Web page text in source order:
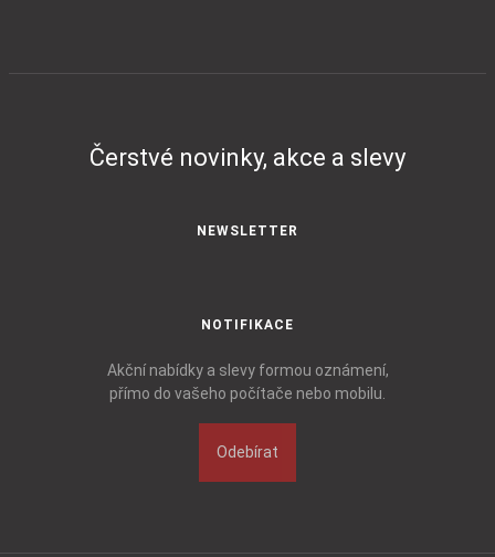
Čerstvé novinky, akce a slevy
NEWSLETTER
NOTIFIKACE
Akční nabídky a slevy formou oznámení,
přímo do vašeho počítače nebo mobilu.
Odebírat